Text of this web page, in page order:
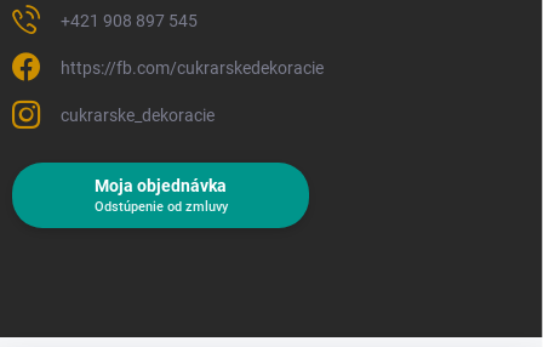
+421 908 897 545
https://fb.com/cukrarskedekoracie
cukrarske_dekoracie
Moja objednávka
Odstúpenie od zmluvy